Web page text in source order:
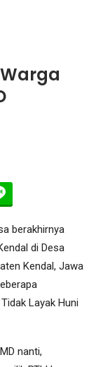
berakhirnya
di Desa
Kendal, Jawa
Layak Huni
nanti,